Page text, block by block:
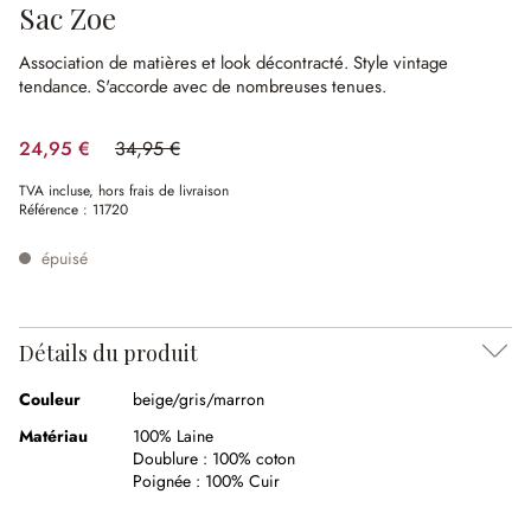
Sac Zoe
Association de matières et look décontracté. Style vintage
tendance. S'accorde avec de nombreuses tenues.
24,95 € 34,95 €
(28.61%spared)
TVA incluse, hors frais de livraison
Référence : 11720
épuisé
Détails du produit
Couleur
beige/gris/marron
Matériau
100% Laine
Doublure : 100% coton
Poignée : 100% Cuir